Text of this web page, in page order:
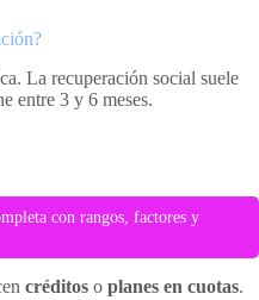
La recuperación social suele
entre 3 y 6 meses.
con rangos, factores y
créditos o planes en cuotas.